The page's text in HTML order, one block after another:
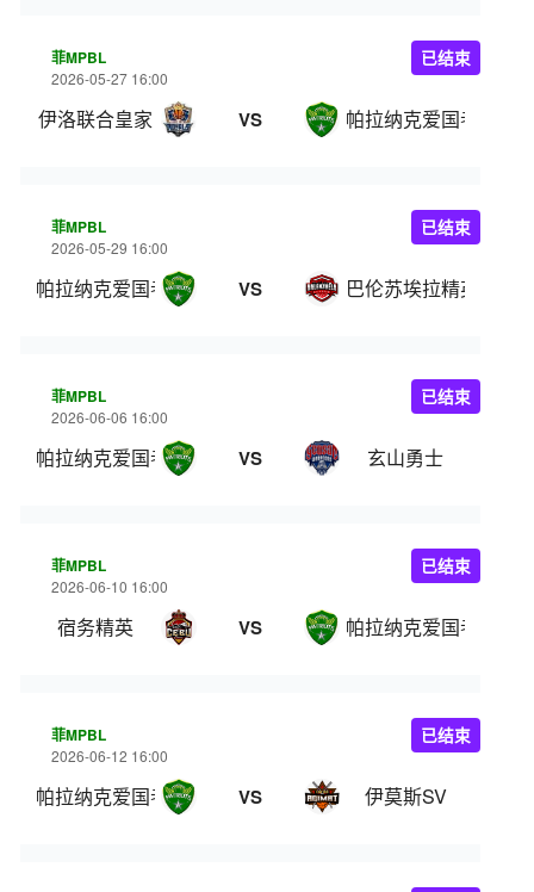
菲MPBL
2026-05-27 16:00
伊洛联合皇家 VS 帕拉纳克爱国者
已结束
菲MPBL
2026-05-29 16:00
帕拉纳克爱国者 VS 巴伦苏埃拉精英
已结束
菲MPBL
2026-06-06 16:00
帕拉纳克爱国者 VS 玄山勇士
已结束
菲MPBL
2026-06-10 16:00
宿务精英 VS 帕拉纳克爱国者
已结束
菲MPBL
2026-06-12 16:00
帕拉纳克爱国者 VS 伊莫斯SV
已结束